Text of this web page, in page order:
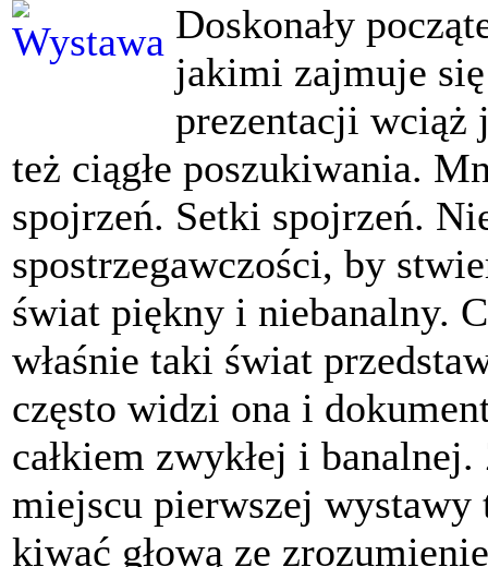
Doskonały
jakimi zajmuje
prezentacji wciąż
też ciągłe poszukiwania.
spojrzeń. Setki spojrzeń.
spostrzegawczości, by
świat piękny i niebanalny.
właśnie taki świat
często widzi ona i
całkiem zwykłej i
miejscu pierwszej
kiwać głową ze